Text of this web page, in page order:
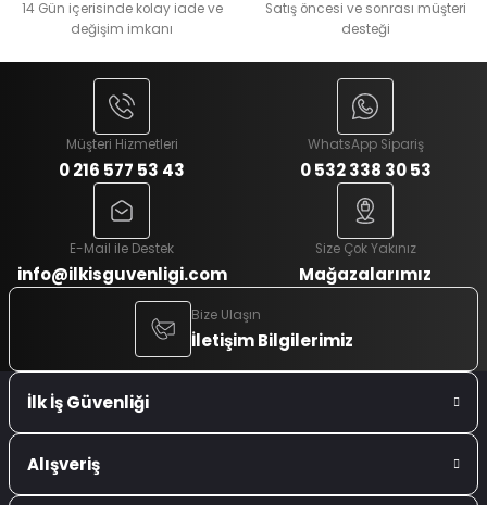
14 Gün içerisinde kolay iade ve
değişim imkanı
Satış öncesi ve sonrası müşteri
desteği
Müşteri Hizmetleri
0 216 577 53 43
WhatsApp Sipariş
0 532 338 30 53
E-Mail ile Destek
info@ilkisguvenligi.com
Size Çok Yakınız
Mağazalarımız
Bize Ulaşın
İletişim Bilgilerimiz
İlk İş Güvenliği
Alışveriş